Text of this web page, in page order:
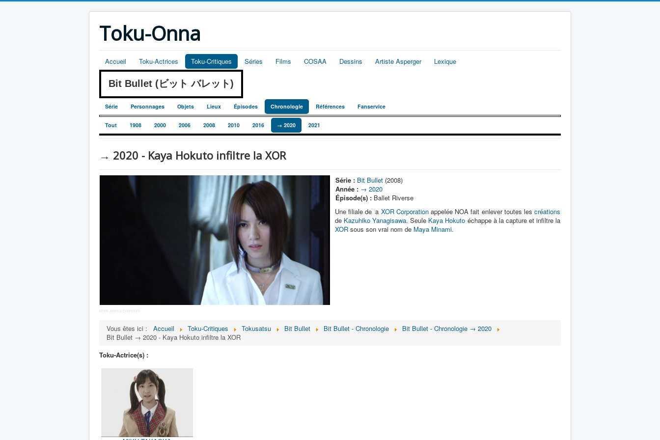
Toku-Onna
Accueil Toku-Actrices Toku-Critiques Séries Films COSAA Dessins Artiste Asperger Lexique
Bit Bullet (ビット バレット)
Série Personnages Objets Lieux Épisodes Chronologie Références Fanservice
Tout 1908 2000 2006 2008 2010 2016 → 2020 2021
→ 2020 - Kaya Hokuto infiltre la XOR
Série : Bit Bullet (2008)
Année : → 2020
Épisode(s) : Ballet Riverse
Une filiale de la XOR Corporationappelée NOA fait enlever toutes lescréations
de Kazuhiko Yanagisawa. Seule Kaya Hokuto échappe à la capture et infiltre la
XOR sous son vrai nom de Maya Minami.
More Joomla Extensions
Vous êtes ici : Accueil Toku-Critiques Tokusatsu Bit Bullet Bit Bullet - Chronologie
Bit Bullet - Chronologie → 2020
Bit Bullet → 2020 - Kaya Hokuto infiltre la XOR
Toku-Actrice(s) :